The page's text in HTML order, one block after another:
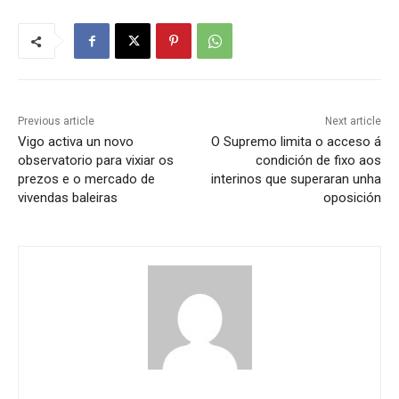
Previous article
Vigo activa un novo
observatorio para vixiar os
prezos e o mercado de
vivendas baleiras
Next article
O Supremo limita o acceso á
condición de fixo aos
interinos que superaran unha
oposición